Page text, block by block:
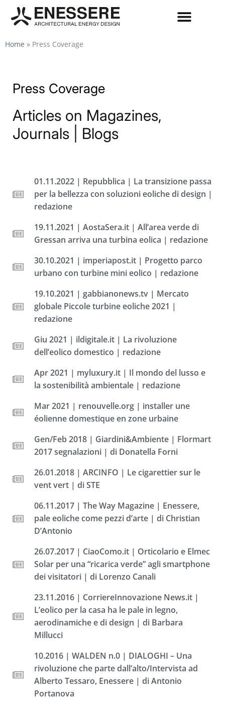
Home » Press Coverage
Press Coverage
Articles on Magazines,
Journals | Blogs
01.11.2022 | Repubblica | La transizione passa
per la bellezza con soluzioni eoliche di design |
redazione
19.11.2021 | AostaSera.it | All’area verde di
Gressan arriva una turbina eolica | redazione
30.10.2021 | imperiapost.it | Progetto parco
urbano con turbine mini eolico | redazione
19.10.2021 | gabbianonews.tv | Mercato
globale Piccole turbine eoliche 2021 |
redazione
Giu 2021 | ildigitale.it | La rivoluzione
dell’eolico domestico | redazione
Apr 2021 | myluxury.it | Il mondo del lusso e
la sostenibilità ambientale | redazione
Mar 2021 | renouvelle.org | installer une
éolienne domestique en zone urbaine
Gen/Feb 2018 | Giardini&Ambiente | Flormart
2017 segnalazioni | di Donatella Forni
26.01.2018 | ARCINFO | Le cigarettier sur le
vent vert | di STE
06.11.2017 | The Way Magazine | Enessere,
pale eoliche come pezzi d’arte | di Christian
D’Antonio
26.07.2017 | CiaoComo.it | Orticolario e Elmec
Solar per una “ricarica verde” agli smartphone
dei visitatori | di Lorenzo Canali
23.11.2016 | CorriereInnovazione News.it |
L’eolico per la casa ha le pale in legno,
aerodinamiche e di design | di Barbara
Millucci
10.2016 | WALDEN n.0 | DIALOGHI – Una
rivoluzione che parte dall’alto/Intervista ad
Alberto Tessaro, Enessere | di Antonio
Portanova